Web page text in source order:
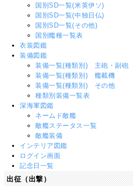
国別SD一覧(米英伊ソ)
国別SD一覧(中独日仏)
国別SD一覧(その他)
国別艦種一覧表
衣装図鑑
装備図鑑
装備一覧(種類別) 主砲・副砲
装備一覧(種類別) 艦載機
装備一覧(種類別) その他
種類別装備一覧表
深海軍図鑑
ネームド敵艦
敵艦ステータス一覧
敵艦装備
インテリア図鑑
ログイン画面
記念日一覧
出征（出撃）